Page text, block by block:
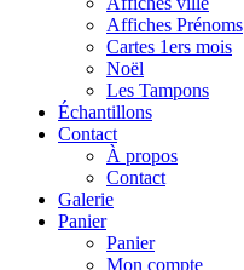
Affiches Prénoms
Cartes 1ers mois
Noël
Les Tampons
Échantillons
Contact
À propos
Contact
Galerie
Panier
Panier
Mon compte